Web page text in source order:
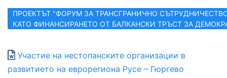
ПРОЕКТЪТ "ФОРУМ ЗА ТРАНСГРАНИЧНО
КАТО ФИНАНСИРАНЕТО ОТ БАЛКАНСКИ ТРЪСТ ЗА
Участие на нестопанските организации в
развитието на еврорегиона Русе – Гюргево